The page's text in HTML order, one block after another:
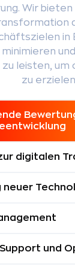
Wir
in
minimieren
leisten, um
zu
digitalen
neuer
und